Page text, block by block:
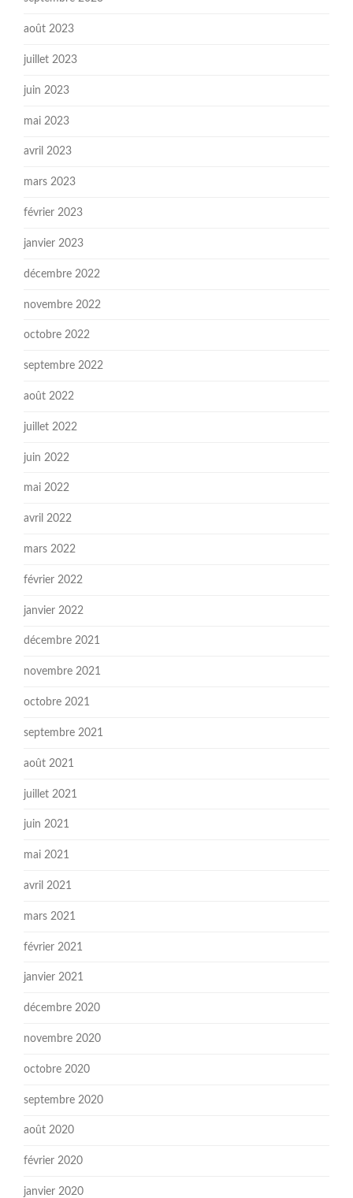
août 2023
juillet 2023
juin 2023
mai 2023
avril 2023
mars 2023
février 2023
janvier 2023
décembre 2022
novembre 2022
octobre 2022
septembre 2022
août 2022
juillet 2022
juin 2022
mai 2022
avril 2022
mars 2022
février 2022
janvier 2022
décembre 2021
novembre 2021
octobre 2021
septembre 2021
août 2021
juillet 2021
juin 2021
mai 2021
avril 2021
mars 2021
février 2021
janvier 2021
décembre 2020
novembre 2020
octobre 2020
septembre 2020
août 2020
février 2020
janvier 2020